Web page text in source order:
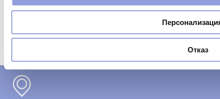
Отказ
СВЪРЖЕТЕ СЕ С НАС